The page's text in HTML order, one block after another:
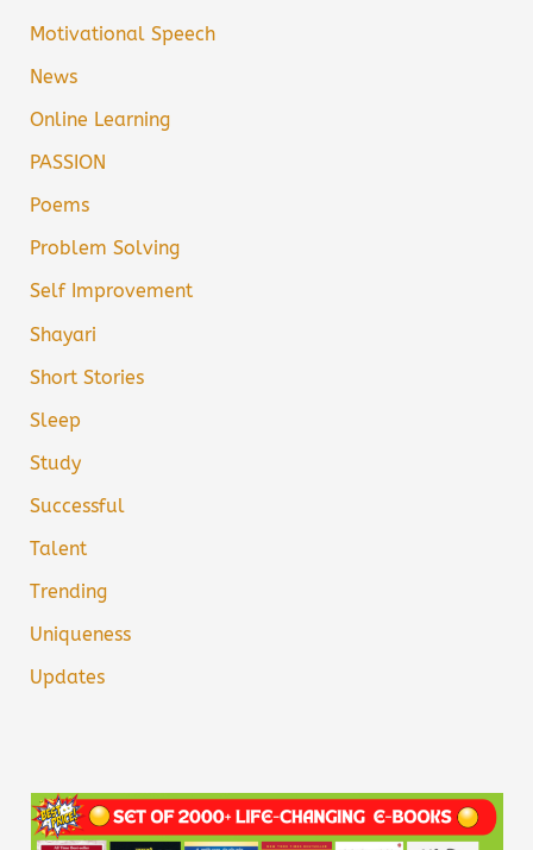
Motivational Speech
News
Online Learning
PASSION
Poems
Problem Solving
Self Improvement
Shayari
Short Stories
Sleep
Study
Successful
Talent
Trending
Uniqueness
Updates